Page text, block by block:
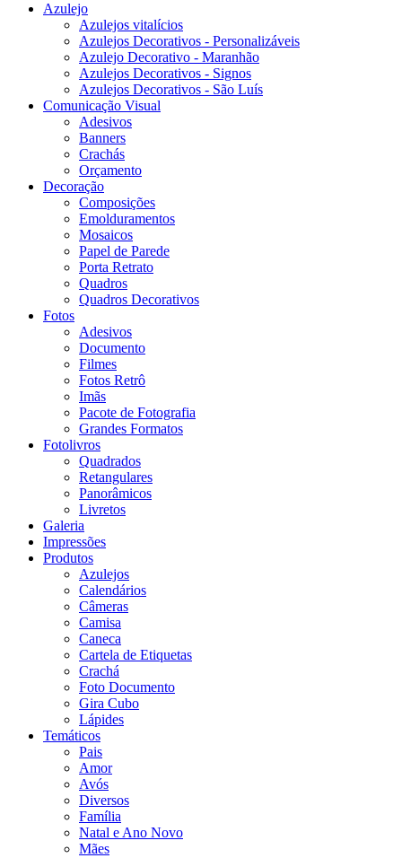
Azulejo
Azulejos vitalícios
Azulejos Decorativos - Personalizáveis
Azulejo Decorativo - Maranhão
Azulejos Decorativos - Signos
Azulejos Decorativos - São Luís
Comunicação Visual
Adesivos
Banners
Crachás
Orçamento
Decoração
Composições
Emolduramentos
Mosaicos
Papel de Parede
Porta Retrato
Quadros
Quadros Decorativos
Fotos
Adesivos
Documento
Filmes
Fotos Retrô
Imãs
Pacote de Fotografia
Grandes Formatos
Fotolivros
Quadrados
Retangulares
Panorâmicos
Livretos
Galeria
Impressões
Produtos
Azulejos
Calendários
Câmeras
Camisa
Caneca
Cartela de Etiquetas
Crachá
Foto Documento
Gira Cubo
Lápides
Temáticos
Pais
Amor
Avós
Diversos
Família
Natal e Ano Novo
Mães